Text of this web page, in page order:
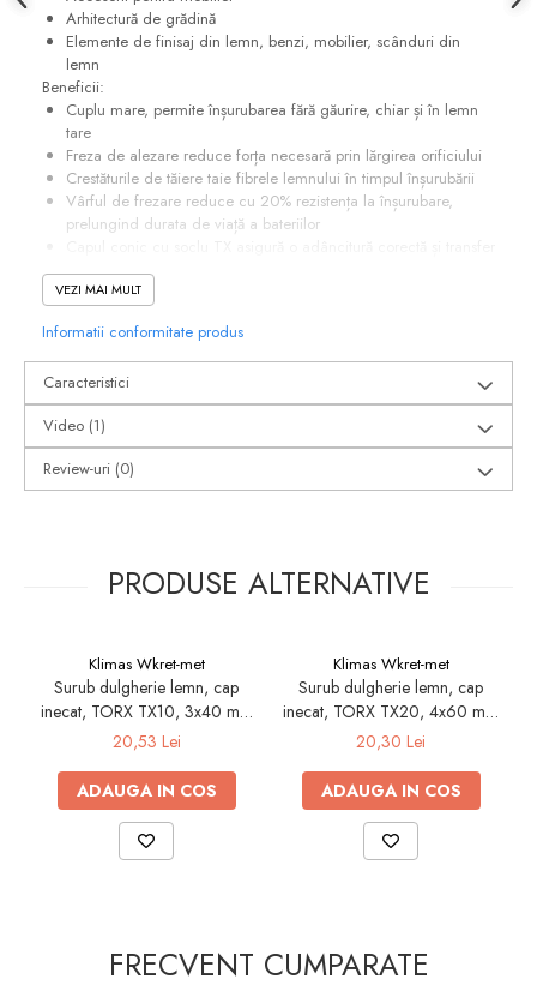
Suruburi pentru lemn
Suruburi autoforante
Suruburi pentru tabla
Ancore mecanice
Cuie
Cuie constructii
Finisaje si amenajari interioare
Placi gips carton
Profile gips carton
Benzi gips carton
Accesorii tencuieli
Silicon, spume si adezivi de montaj
Adezivi montaj
Izolatori parchet
Profile trecere
Benzi adezive
Tencuieli decorative si vopsele
Vopsele speciale si spray vopsea
Chituri pentru rosturi
Arhitectură de grădină
Elemente de finisaj din lemn, benzi, mobilier, scânduri din
lemn
Beneficii:
Cuplu mare, permite înșurubarea fără găurire, chiar și în lemn
tare
Freza de alezare reduce forța necesară prin lărgirea orificiului
Crestăturile de tăiere taie fibrele lemnului în timpul înșurubării
Vârful de frezare reduce cu 20% rezistența la înșurubare,
prelungind durata de viață a bateriilor
optim de cuplu
Filetele suplimentare facilitează înșurubarea cu mai puțină
Acoperirea cu ceară reduce cuplul de înșurubare, făcând
instalarea mai rapidă și mai eficient
VEZI MAI MULT
Informatii conformitate produs
Caracteristici
Video (1)
Review-uri (0)
PRODUSE ALTERNATIVE
Klimas Wkret-met
Surub dulgherie lemn, cap
inecat, TORX TX10, 3x40 mm
- 500 bucati/cutie- KMWHT-
30040, Klimas Wkret-met
20,53 Lei
ADAUGA IN COS
Klimas Wkret-met
Surub dulgherie lemn, cap
inecat, TORX TX20, 4x60 mm
- 250 bucati/cutie - KMWHT-
40060, Klimas Wkret-met
20,30 Lei
ADAUGA IN COS
FRECVENT CUMPARATE